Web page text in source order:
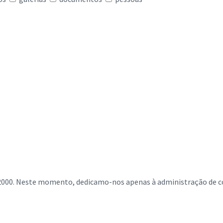
Neste momento, dedicamo-nos apenas à administração de